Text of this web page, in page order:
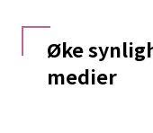
Øke
medier